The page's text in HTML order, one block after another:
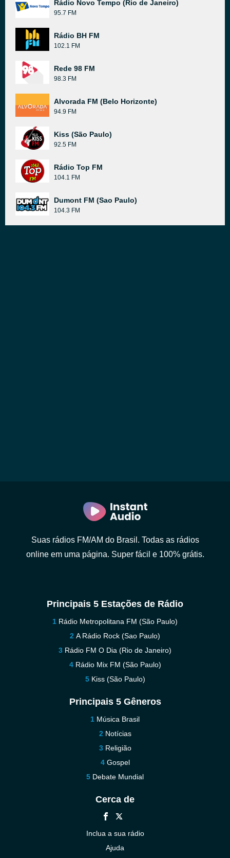
Rádio Novo Tempo (Rio de Janeiro)
95.7 FM
Rádio BH FM
102.1 FM
Rede 98 FM
98.3 FM
Alvorada FM (Belo Horizonte)
94.9 FM
Kiss (São Paulo)
92.5 FM
Rádio Top FM
104.1 FM
Dumont FM (Sao Paulo)
104.3 FM
Suas rádios FM/AM do Brasil. Todas as rádios
online em uma página. Super fácil e 100% grátis.
Principais 5 Estações de Rádio
Rádio Metropolitana FM (São Paulo)
A Rádio Rock (Sao Paulo)
Rádio FM O Dia (Rio de Janeiro)
Rádio Mix FM (São Paulo)
Kiss (São Paulo)
Principais 5 Gêneros
Música Brasil
Notícias
Religião
Gospel
Debate Mundial
Cerca de
Inclua a sua rádio
Ajuda